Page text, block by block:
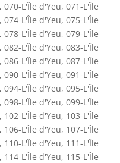
, 070-L'Île d'Yeu, 071-L'Île
, 074-L'Île d'Yeu, 075-L'Île
, 078-L'Île d'Yeu, 079-L'Île
, 082-L'Île d'Yeu, 083-L'Île
, 086-L'Île d'Yeu, 087-L'Île
, 090-L'Île d'Yeu, 091-L'Île
, 094-L'Île d'Yeu, 095-L'Île
, 098-L'Île d'Yeu, 099-L'Île
, 102-L'Île d'Yeu, 103-L'Île
, 106-L'Île d'Yeu, 107-L'Île
, 110-L'Île d'Yeu, 111-L'Île
, 114-L'Île d'Yeu, 115-L'Île